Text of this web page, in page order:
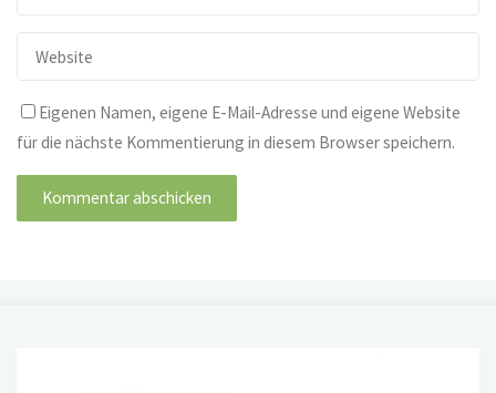
Eigenen Namen, eigene E-Mail-Adresse und eigene Website
für die nächste Kommentierung in diesem Browser speichern.